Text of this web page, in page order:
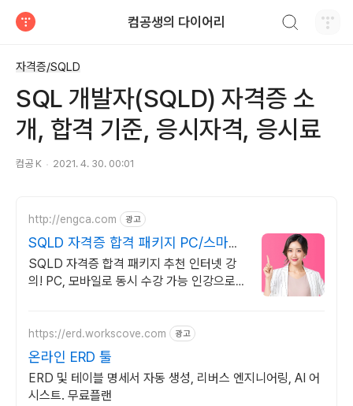
컴공생의 다이어리
자격증/SQLD
SQL 개발자(SQLD) 자격증 소
개, 합격 기준, 응시자격, 응시료
컴공 K 2021. 4. 30. 00:01
http://engca.com 광고
SQLD 자격증 합격 패키지 PC/스마트
폰 동영상강의
SQLD 자격증 합격 패키지 추천 인터넷 강
의! PC, 모바일로 동시 수강 가능 인강으로
https://erd.workscove.com 광고
온라인 ERD 툴
ERD 및 테이블 명세서 자동 생성, 리버스 엔지니어링, AI 어
시스트. 무료플랜